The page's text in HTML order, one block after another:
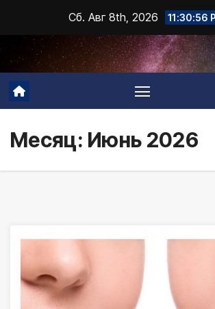
содержимому
Сб. Авг 8th, 2026 11:30:57
Месяц: Июнь 2026